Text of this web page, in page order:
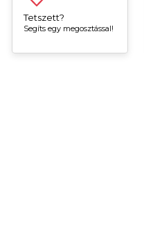
Tetszett?
Segíts egy megosztással!